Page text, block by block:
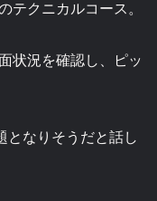
クニカルコース。
状況を確認し、ピッ
となりそうだと話し